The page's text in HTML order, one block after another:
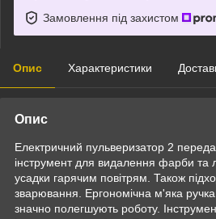
Замовлення під захистом
Опис Характеристики
Опис
Електричний пульверизатор 2
інструмент для видалення фарби та
усадки гарячим повітрям. Також
зварювання. Ергономічна м'яка ручка
значно полегшують роботу.